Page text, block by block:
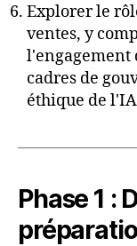
Explorer le
ventes, y
l'engagement
cadres de
éthique de
Phase 1 :